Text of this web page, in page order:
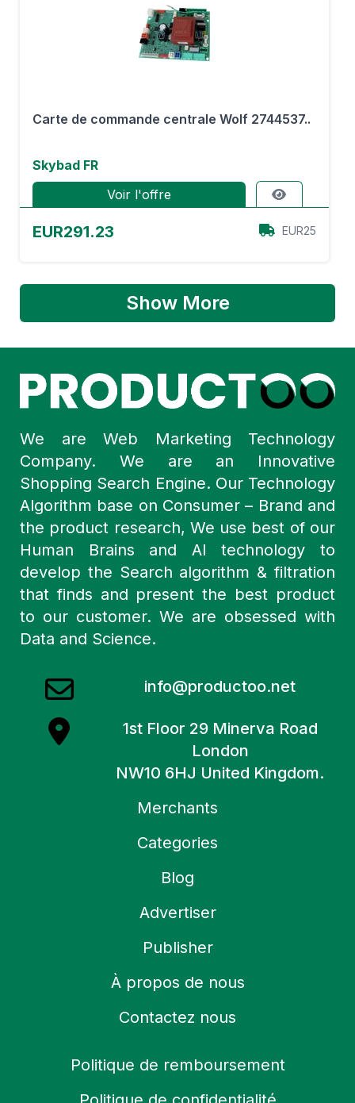
Carte de commande centrale Wolf 2744537..
Skybad FR
Voir l'offre
EUR291.23 EUR25
Show More
We are Web Marketing Technology
Company. We are an Innovative
Shopping Search Engine. Our Technology
Algorithm base on Consumer – Brand and
the product research, We use best of our
Human Brains and AI technology to
develop the Search algorithm & filtration
that finds and present the best product
to our customer. We are obsessed with
Data and Science.
info@productoo.net
1st Floor 29 Minerva Road
London
NW10 6HJ United Kingdom.
Merchants
Categories
Blog
Advertiser
Publisher
À propos de nous
Contactez nous
Politique de remboursement